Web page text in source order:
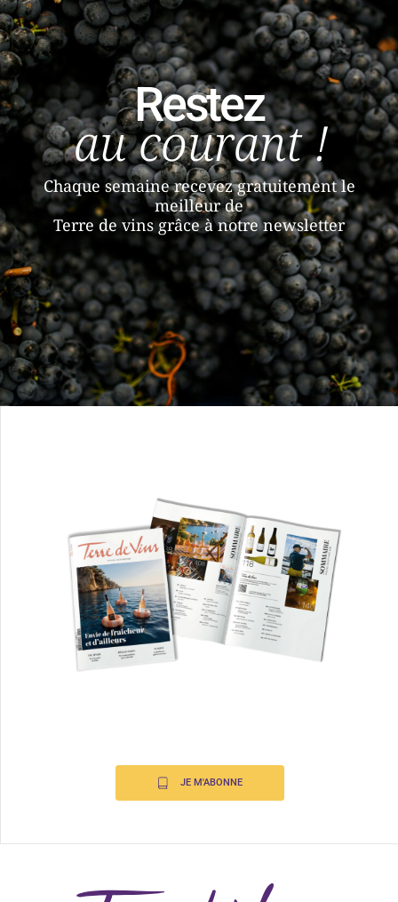
Restez
au courant !
Chaque semaine recevez gratuitement le
meilleur de
Terre de vins grâce à notre newsletter
JE M'ABONNE